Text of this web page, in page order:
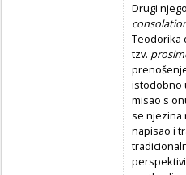
Drugi
Teodorika
tzv.
istodobno
misao s
se njezina
napisao i